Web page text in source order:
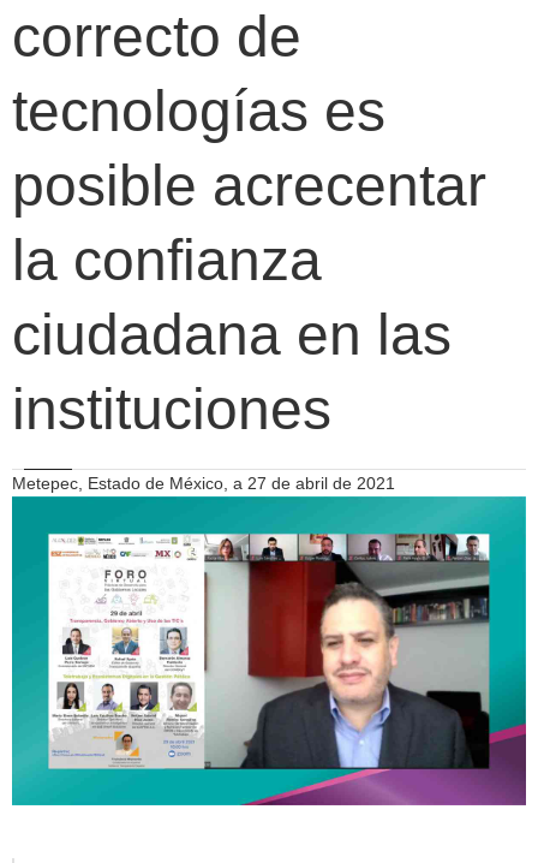
correcto de
tecnologías es
posible acrecentar
la confianza
ciudadana en las
instituciones
Metepec, Estado de México, a 27 de abril de 2021